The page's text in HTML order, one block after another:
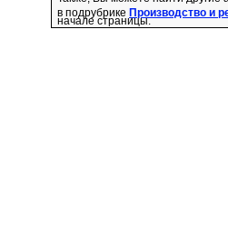
в подрубрике Производство и
начале страницы.